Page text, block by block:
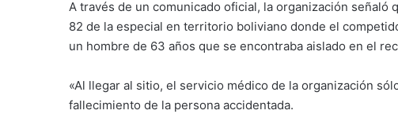
A través de un comunicado oficial, la organización
82 de la especial en territorio boliviano donde el
un hombre de 63 años que se encontraba aislado en el
«Al llegar al sitio, el servicio médico de la organización
fallecimiento de la persona accidentada.